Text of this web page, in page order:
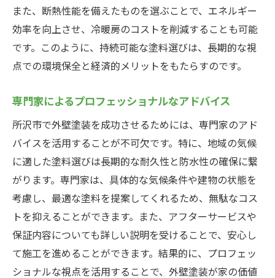
また、断熱性能を備えたものを選ぶことで、エネルギー
効率を向上させ、冷暖房のコストを削減することも可能
です。このように、持続可能な塗料選びは、長期的な視
点での環境保全と経済的メリットをもたらすのです。
専門家によるプロフェッショナルなアドバイス
所沢市で外壁塗装を成功させるためには、専門家のアド
バイスを活用することが不可欠です。特に、地域の気候
に適した塗料選びは長期的な耐久性と防水性の確保に繋
がります。専門家は、具体的な気候条件や建物の状態を
考慮し、最適な塗料を提案してくれるため、無駄なコス
トを抑えることができます。また、アフターサービスや
保証内容についても詳しい説明を受けることで、安心し
て施工を進めることができます。結果的に、プロフェッ
ショナルな視点を活用することで、外壁塗装が家の価値